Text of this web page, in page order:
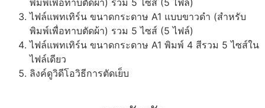
พิมพ์เพื่อทาบตัดผ้า) รวม 5 ไซส์ (5 ไฟล์)
ไฟล์แพทเทิร์น ขนาดกระดาษ A1 แบบขาวดำ (สำหรับ
พิมพ์เพื่อทาบตัดผ้า) รวม 5 ไซส์ (5 ไฟล์)
ไฟล์แพทเทิร์น ขนาดกระดาษ A1 พิมพ์ 4 สีรวม 5 ไซส์ใน
ไฟล์เดียว
ลิงค์ดูวิดีโอวิธีการตัดเย็บ